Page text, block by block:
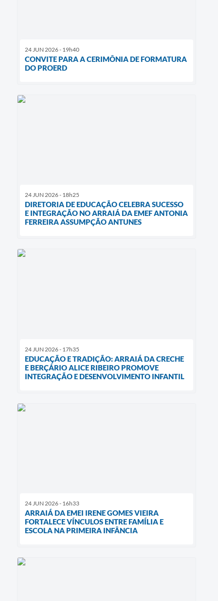
24 JUN 2026 - 19h40
CONVITE PARA A CERIMÔNIA DE FORMATURA
DO PROERD
24 JUN 2026 - 18h25
DIRETORIA DE EDUCAÇÃO CELEBRA SUCESSO
E INTEGRAÇÃO NO ARRAIÁ DA EMEF ANTONIA
FERREIRA ASSUMPÇÃO ANTUNES
24 JUN 2026 - 17h35
EDUCAÇÃO E TRADIÇÃO: ARRAIÁ DA CRECHE
E BERÇÁRIO ALICE RIBEIRO PROMOVE
INTEGRAÇÃO E DESENVOLVIMENTO INFANTIL
24 JUN 2026 - 16h33
ARRAIÁ DA EMEI IRENE GOMES VIEIRA
FORTALECE VÍNCULOS ENTRE FAMÍLIA E
ESCOLA NA PRIMEIRA INFÂNCIA